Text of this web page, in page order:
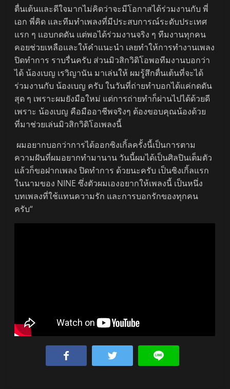
ตื่นเต้นและดีใจมากไม่คิดว่าจะมีโอกาสได้ร่วมงานกับ พี่
เอก พี่คิด และทีมทำเพลงที่มีประสบการณ์ระดับประเทศ
แรก ๆ แอบกดดัน แต่พอได้ร่วมงานจริง ๆ ทีมงานทุกคน
คอยช่วยเหลือและให้คำแนะนำ เลยทำให้การทำงานเพลง
ปิดทำการ ราบรื่นครับ ส่วนมิวสิกวิดิโอพอทีมงานบอกว่า
ได้ น้องเบญ เรวิญานัน มาเล่นให้ ผมรู้สึกตื่นเต้นที่จะได้
ร่วมงานกับ น้องเบญ ครับ ในวันที่ถ่ายทำบอกได้แค่กดดัน
สุด ๆ เพราะผมยังมือใหม่ แต่การถ่ายทำก็ผ่านไปได้ด้วยดี
เพราะ น้องเบญ คือมืออาชีพจริงๆ ต้องขอบคุณน้องด้วย
ที่มาช่วยเล่นมิวสิกวิดิโอเพลงนี้
ผมอยากบอกว่าการได้ออกซิงเกิ้ลครั้งนี้เป็นการตาม
ความฝันที่ผมอยากทำมานาน วันนี้ผมได้เป็นศิลปินเต็มตัว
แล้วก็ขอฝากเพลง ปิดทำการ ด้วยนะครับ เป็นซิงเกิ้ลแรก
ในนามของ NINE ซึ่งตัวผมเองอยากให้เพลงนี้ เป็นหนึ่ง
บทเพลงที่ใช้แทนความรัก และการบอกรักของทุกคน
ครับ“